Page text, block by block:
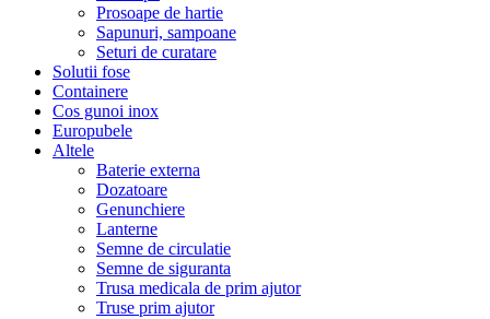
Prosoape de hartie
Sapunuri, sampoane
Seturi de curatare
Solutii fose
Containere
Cos gunoi inox
Europubele
Altele
Baterie externa
Dozatoare
Genunchiere
Lanterne
Semne de circulatie
Semne de siguranta
Trusa medicala de prim ajutor
Truse prim ajutor